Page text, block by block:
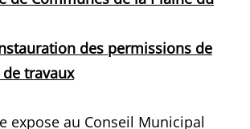
des permissions de
travaux
expose au Conseil Municipal